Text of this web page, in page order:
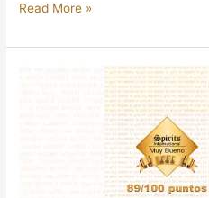
Read More »